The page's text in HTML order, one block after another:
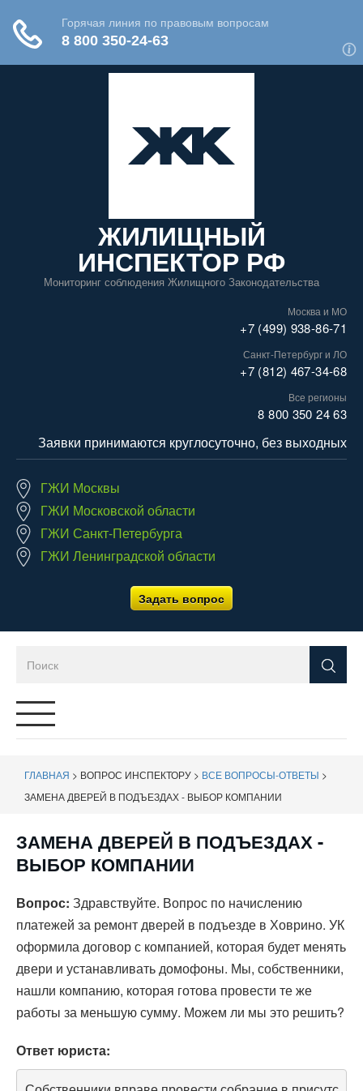
ЖИЛИЩНЫЙ
ИНСПЕКТОР РФ
Мониторинг соблюдения Жилищного Законодательства
Москва и МО
+7 (499) 938-86-71
Санкт-Петербург и ЛО
+7 (812) 467-34-68
Все регионы
8 800 350 24 63
Заявки принимаются круглосуточно, без выходных
ГЖИ Москвы
ГЖИ Московской области
ГЖИ Санкт-Петербурга
ГЖИ Ленинградской области
Задать вопрос
Переключатель
ГЛАВНАЯ > ВОПРОС ИНСПЕКТОРУ > ВСЕ ВОПРОСЫ-ОТВЕТЫ >
ЗАМЕНА ДВЕРЕЙ В ПОДЪЕЗДАХ - ВЫБОР КОМПАНИИ
ЗАМЕНА ДВЕРЕЙ В ПОДЪЕЗДАХ -
ВЫБОР КОМПАНИИ
Вопрос: Здравствуйте. Вопрос по начислению
платежей за ремонт дверей в подъезде в Ховрино. УК
оформила договор с компанией, которая будет менять
двери и устанавливать домофоны. Мы, собственники,
нашли компанию, которая готова провести те же
работы за меньшую сумму. Можем ли мы это решить?
Ответ юриста: